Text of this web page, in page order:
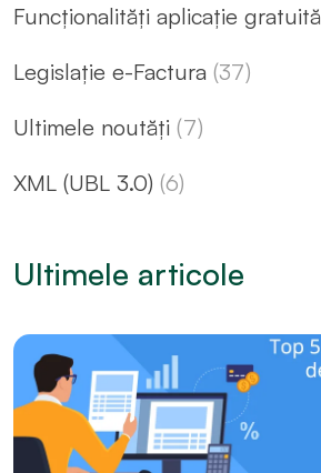
Funcționalități aplicație gratuită
Legislație e-Factura (37)
Ultimele noutăți (7)
XML (UBL 3.0) (6)
Ultimele articole